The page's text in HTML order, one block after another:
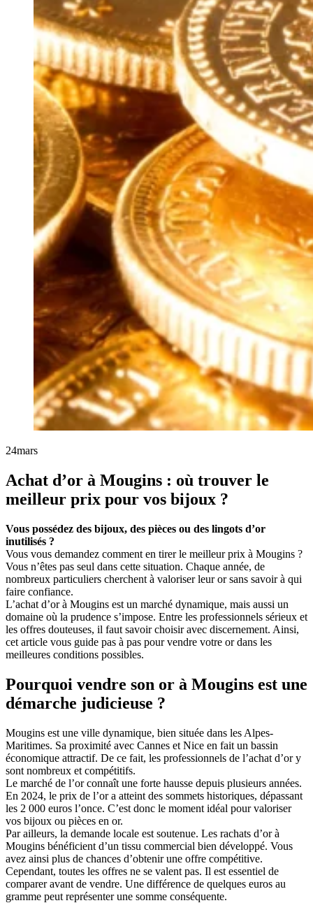
24mars
Achat d’or à Mougins : où trouver le
meilleur prix pour vos bijoux ?
Vous possédez des bijoux, des pièces ou des lingots d’or
inutilisés ?
Vous vous demandez comment en tirer le meilleur prix à Mougins ?
Vous n’êtes pas seul dans cette situation. Chaque année, de
nombreux particuliers cherchent à valoriser leur or sans savoir à qui
faire confiance.
L’achat d’or à Mougins est un marché dynamique, mais aussi un
domaine où la prudence s’impose. Entre les professionnels sérieux et
les offres douteuses, il faut savoir choisir avec discernement. Ainsi,
cet article vous guide pas à pas pour vendre votre or dans les
meilleures conditions possibles.
Pourquoi vendre son or à Mougins est une
démarche judicieuse ?
Mougins est une ville dynamique, bien située dans les Alpes-
Maritimes. Sa proximité avec Cannes et Nice en fait un bassin
économique attractif. De ce fait, les professionnels de l’achat d’or y
sont nombreux et compétitifs.
Le marché de l’or connaît une forte hausse depuis plusieurs années.
En 2024, le prix de l’or a atteint des sommets historiques, dépassant
les 2 000 euros l’once. C’est donc le moment idéal pour valoriser
vos bijoux ou pièces en or.
Par ailleurs, la demande locale est soutenue. Les rachats d’or à
Mougins bénéficient d’un tissu commercial bien développé. Vous
avez ainsi plus de chances d’obtenir une offre compétitive.
Cependant, toutes les offres ne se valent pas. Il est essentiel de
comparer avant de vendre. Une différence de quelques euros au
gramme peut représenter une somme conséquente.